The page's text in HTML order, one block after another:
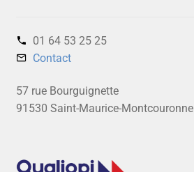
01 64 53 25 25‬
Contact
57 rue Bourguignette
91530 Saint-Maurice-Montcouronne